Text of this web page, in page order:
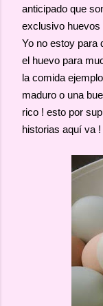
anticipado que
exclusivo huevos
Yo no estoy para
el huevo para
la comida
maduro o una
rico ! esto por
historias aquí va !